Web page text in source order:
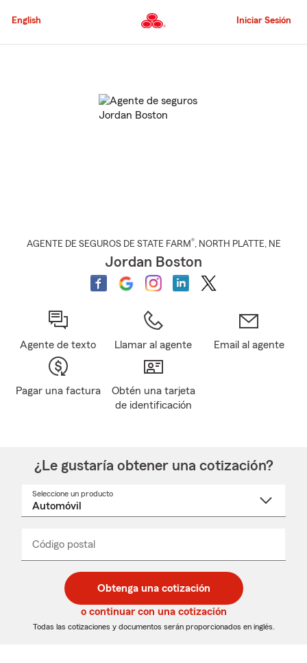
al
principal
English Iniciar Sesión
AGENTE DE SEGUROS DE STATE FARM®, NORTH PLATTE, NE
Jordan Boston
Agente de texto Llamar al agente Email al agente
Pagar una factura
Obtén una tarjeta
de identificación
¿Le gustaría obtener una cotización?
Seleccione un producto
desplegable
Código postal
de
5
dígitos
de
5
dígitos
_____
Obtenga una cotización
o continuar con una cotización
Todas las cotizaciones y documentos serán proporcionados en inglés.